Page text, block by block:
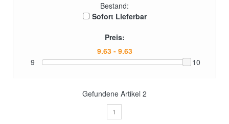
Bestand:
Sofort Lieferbar
Preis:
9 10
Gefundene Artikel 2
1